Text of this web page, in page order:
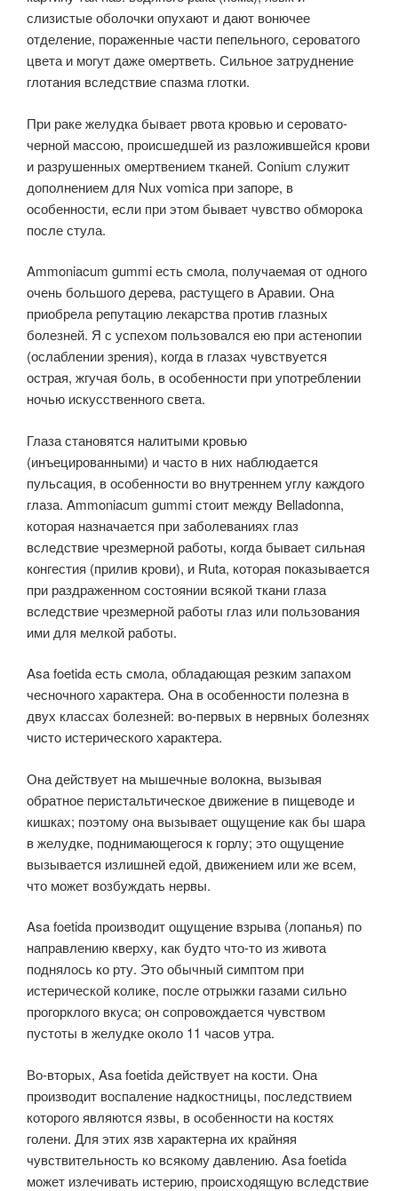
слизистые оболочки опухают и дают вонючее
отделение, пораженные части пепельного, сероватого
цвета и могут даже омертветь. Сильное затруднение
глотания вследствие спазма глотки.
При раке желудка бывает рвота кровью и серовато-
черной массою, происшедшей из разложившейся крови
и разрушенных омертвением тканей. Conium служит
дополнением для Nux vomica при запоре, в
особенности, если при этом бывает чувство обморока
после стула.
Ammoniacum gummi есть смола, получаемая от одного
очень большого дерева, растущего в Аравии. Она
приобрела репутацию лекарства против глазных
болезней. Я с успехом пользовался ею при астенопии
(ослаблении зрения), когда в глазах чувствуется
острая, жгучая боль, в особенности при употреблении
ночью искусственного света.
Глаза становятся налитыми кровью
(инъецированными) и часто в них наблюдается
пульсация, в особенности во внутреннем углу каждого
глаза. Ammoniacum gummi стоит между Belladonna,
которая назначается при заболеваниях глаз
вследствие чрезмерной работы, когда бывает сильная
конгестия (прилив крови), и Ruta, которая показывается
при раздраженном состоянии всякой ткани глаза
вследствие чрезмерной работы глаз или пользования
ими для мелкой работы.
Asa foetida есть смола, обладающая резким запахом
чесночного характера. Она в особенности полезна в
двух классах болезней: во-первых в нервных болезнях
чисто истерического характера.
Она действует на мышечные волокна, вызывая
обратное перистальтическое движение в пищеводе и
кишках; поэтому она вызывает ощущение как бы шара
в желудке, поднимающегося к горлу; это ощущение
вызывается излишней едой, движением или же всем,
что может возбуждать нервы.
Asa foetida производит ощущение взрыва (лопанья) по
направлению кверху, как будто что-то из живота
поднялось ко рту. Это обычный симптом при
истерической колике, после отрыжки газами сильно
прогорклого вкуса; он сопровождается чувством
пустоты в желудке около 11 часов утра.
Во-вторых, Asa foetida действует на кости. Она
производит воспаление надкостницы, последствием
которого являются язвы, в особенности на костях
голени. Для этих язв характерна их крайняя
чувствительность ко всякому давлению. Asa foetida
может излечивать истерию, происходящую вследствие